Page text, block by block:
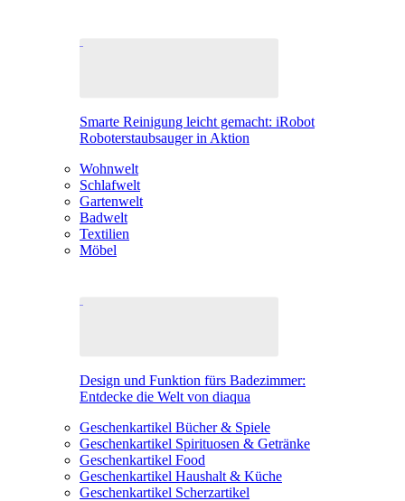
Smarte Reinigung leicht gemacht: iRobot
Roboterstaubsauger in Aktion
Wohnwelt
Schlafwelt
Gartenwelt
Badwelt
Textilien
Möbel
Design und Funktion fürs Badezimmer:
Entdecke die Welt von diaqua
Geschenkartikel Bücher & Spiele
Geschenkartikel Spirituosen & Getränke
Geschenkartikel Food
Geschenkartikel Haushalt & Küche
Geschenkartikel Scherzartikel